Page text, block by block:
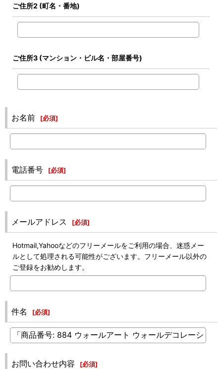
ご住所2 (町名・番地)
ご住所3 (マンション・ビル名・部屋番号)
お名前 [必須]
電話番号 [必須]
メールアドレス [必須]
Hotmail,Yahooなどのフリーメールをご利用の場合、迷惑メー
ルとして処理される可能性がございます。フリーメール以外の
ご登録をお勧めします。
件名 [必須]
お問い合わせ内容 [必須]